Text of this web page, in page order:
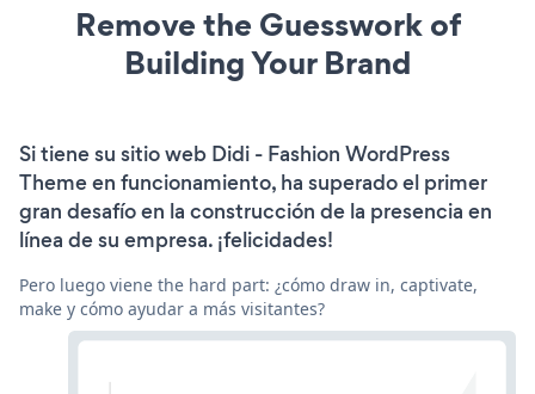
Remove the Guesswork of
Building Your Brand
Si tiene su sitio web Didi - Fashion WordPress
Theme en funcionamiento, ha superado el primer
gran desafío en la construcción de la presencia en
línea de su empresa. ¡felicidades!
Pero luego viene the hard part: ¿cómo draw in, captivate,
make y cómo ayudar a más visitantes?